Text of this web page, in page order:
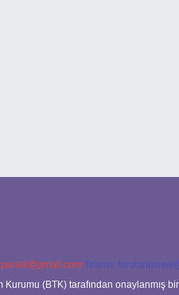
Teams:
(BTK) tarafından